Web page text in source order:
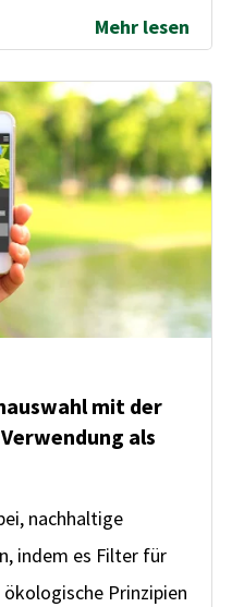
Mehr lesen
mit der
als
nachhaltige
indem es Filter für
Prinzipien